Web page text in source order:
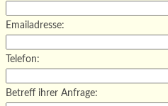
Emailadresse:
Telefon:
Betreff ihrer Anfrage: